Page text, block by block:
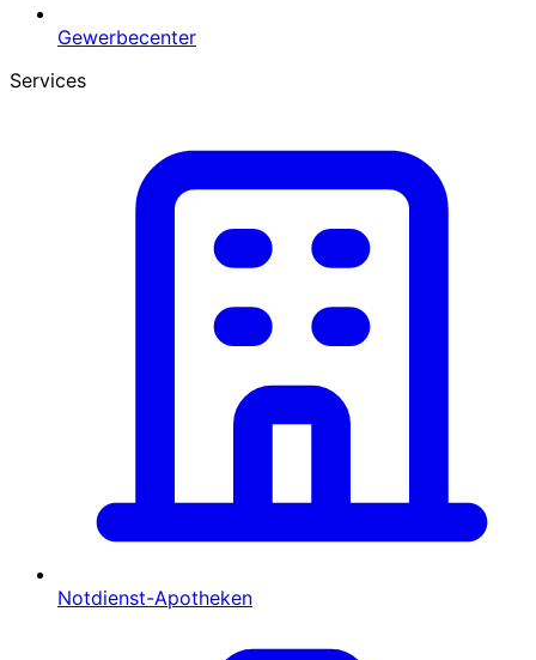
Gewerbecenter
Services
Notdienst-Apotheken